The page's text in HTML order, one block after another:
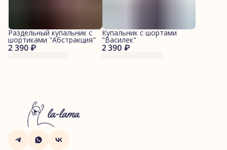
2 390 ₽
Раздельный купальник с
шортиками "Абстракция"
2 390 ₽
Купальник с шортами
"Василек"